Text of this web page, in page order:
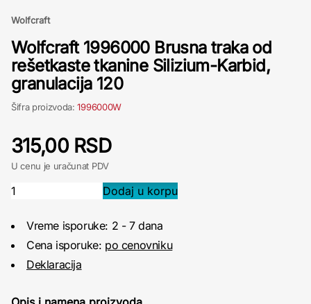
Wolfcraft
Wolfcraft 1996000 Brusna traka od
rešetkaste tkanine Silizium-Karbid,
granulacija 120
Šifra proizvoda:1996000W
315,00 RSD
U cenu je uračunat PDV
Vreme isporuke: 2 - 7 dana
Cena isporuke: po cenovniku
Deklaracija